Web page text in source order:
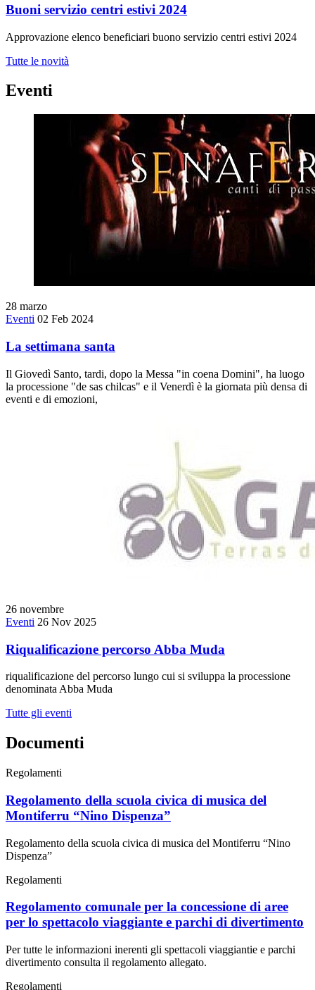
Buoni servizio centri estivi 2024
Approvazione elenco beneficiari buono servizio centri estivi 2024
Tutte le novità
Eventi
28 marzo
Eventi 02 Feb 2024
La settimana santa
Il Giovedì Santo, tardi, dopo la Messa "in coena Domini", ha luogo
la processione "de sas chilcas" e il Venerdì è la giornata più densa di
eventi e di emozioni,
26 novembre
Eventi 26 Nov 2025
Riqualificazione percorso Abba Muda
riqualificazione del percorso lungo cui si sviluppa la processione
denominata Abba Muda
Tutte gli eventi
Documenti
Regolamenti
Regolamento della scuola civica di musica del
Montiferru “Nino Dispenza”
Regolamento della scuola civica di musica del Montiferru “Nino
Dispenza”
Regolamenti
Regolamento comunale per la concessione di aree
per lo spettacolo viaggiante e parchi di divertimento
Per tutte le informazioni inerenti gli spettacoli viaggiantie e parchi
divertimento consulta il regolamento allegato.
Regolamenti